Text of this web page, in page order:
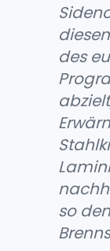
des
so